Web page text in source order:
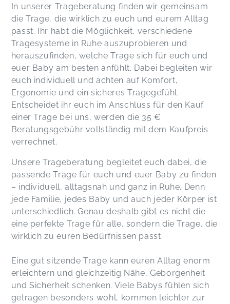
In unserer Trageberatung finden wir gemeinsam
die Trage, die wirklich zu euch und eurem Alltag
passt. Ihr habt die Möglichkeit, verschiedene
Tragesysteme in Ruhe auszuprobieren und
herauszufinden, welche Trage sich für euch und
euer Baby am besten anfühlt. Dabei begleiten wir
euch individuell und achten auf Komfort,
Ergonomie und ein sicheres Tragegefühl.
Entscheidet ihr euch im Anschluss für den Kauf
einer Trage bei uns, werden die 35 €
Beratungsgebühr vollständig mit dem Kaufpreis
verrechnet.
Unsere Trageberatung begleitet euch dabei, die
passende Trage für euch und euer Baby zu finden
– individuell, alltagsnah und ganz in Ruhe. Denn
jede Familie, jedes Baby und auch jeder Körper ist
unterschiedlich. Genau deshalb gibt es nicht die
eine perfekte Trage für alle, sondern die Trage, die
wirklich zu euren Bedürfnissen passt.
Eine gut sitzende Trage kann euren Alltag enorm
erleichtern und gleichzeitig Nähe, Geborgenheit
und Sicherheit schenken. Viele Babys fühlen sich
getragen besonders wohl, kommen leichter zur